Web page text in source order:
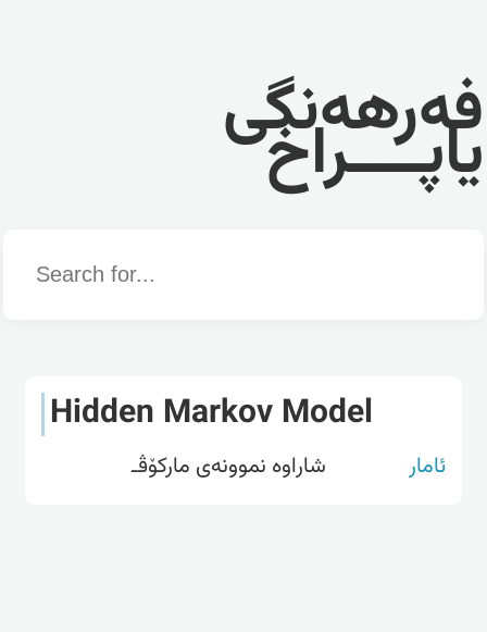
فەرهەنگی
یاپــــراخ
Word
Hidden Markov Model
ئامار شاراوە نموونەی مارکۆڤـ